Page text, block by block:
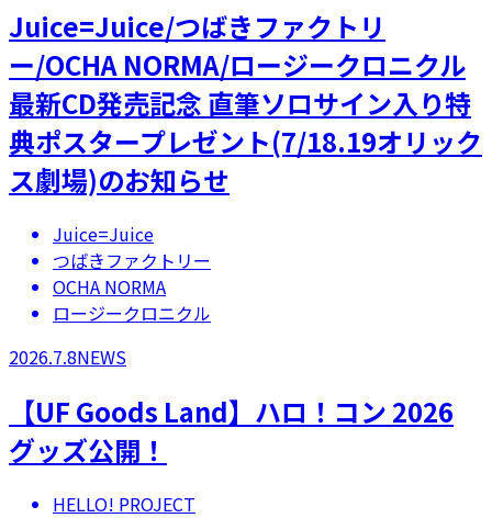
Juice=Juice/つばきファクトリ
ー/OCHA NORMA/ロージークロニクル
最新CD発売記念 直筆ソロサイン入り特
典ポスタープレゼント(7/18.19オリック
ス劇場)のお知らせ
Juice=Juice
つばきファクトリー
OCHA NORMA
ロージークロニクル
2026.7.8NEWS
【UF Goods Land】ハロ！コン 2026
グッズ公開！
HELLO! PROJECT